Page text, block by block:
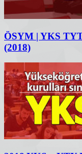
ÖSYM | YKS
(2018)